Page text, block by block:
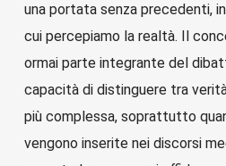
una portata senza precedenti,
cui percepiamo la realtà. Il
ormai parte integrante del
capacità di distinguere tra
più complessa, soprattutto
vengono inserite nei discorsi